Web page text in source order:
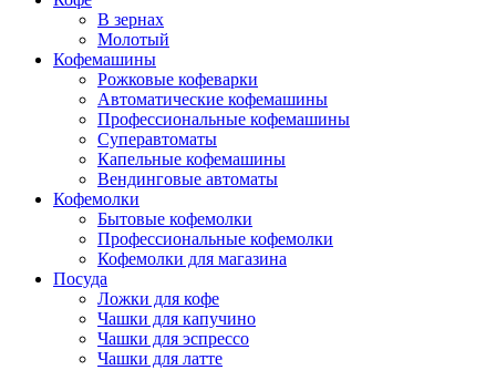
В зернах
Молотый
Кофемашины
Рожковые кофеварки
Автоматические кофемашины
Профессиональные кофемашины
Суперавтоматы
Капельные кофемашины
Вендинговые автоматы
Кофемолки
Бытовые кофемолки
Профессиональные кофемолки
Кофемолки для магазина
Посуда
Ложки для кофе
Чашки для капучино
Чашки для эспрессо
Чашки для латте